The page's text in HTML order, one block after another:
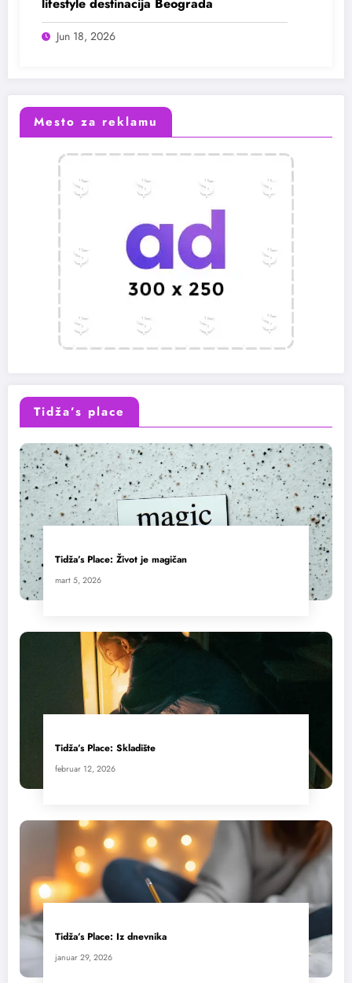
Jun 18, 2026
Mesto za reklamu
Tidža’s place
Tidža’s Place: Život je magičan
mart 5, 2026
Tidža’s Place: Skladište
februar 12, 2026
Tidža’s Place: Iz dnevnika
januar 29, 2026